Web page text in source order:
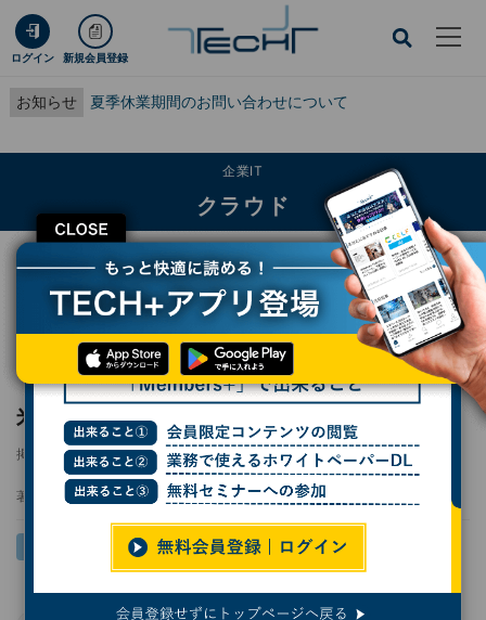
ログイン 新規会員登録
お知らせ 夏季休業期間のお問い合わせについて
CLOSE
企業IT
クラウド
TECH+ 企業IT
クラウド
「組織内のデータ利用を簡単にするために」 - 米Databricks ザハリア氏
「組織内のデータ利用を簡単にするために」 -
米Databricks ザハリア氏
掲載日 2022/08/18 13:00
著者： 岩井 健太